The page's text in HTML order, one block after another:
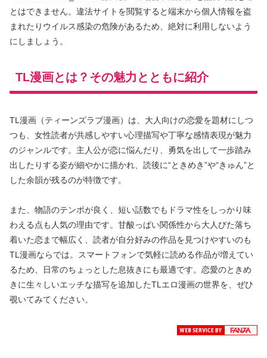
とはできません。違法サイトを閲覧すると端末から個人情報を盗
まれたりウイルス感染の危険があるため、絶対に利用しないよう
にしましょう。
TL漫画とは？その魅力とともに紹介
TL漫画（ティーンズラブ漫画）は、大人向けの恋愛を題材にしつ
つも、女性読者が共感しやすい心理描写や丁寧な感情表現が魅力
のジャンルです。主人公が恋に悩んだり、勇気を出して一歩踏み
出したりする姿が細やかに描かれ、読後に“ときめき”や“きゅん”と
した余韻が残るのが特徴です。
また、物語のテンポが良く、短い話数でもドラマ性をしっかり味
わえる点も人気の理由です。甘酸っぱい関係性から大人びた落ち
着いた恋まで幅広く、読者が自分好みの作品を見つけやすいのも
TL漫画ならでは。スマートフォンで気軽に読める作品が増えてい
るため、日常のちょっとした息抜きにも最適です。恋愛のときめ
きに生々しいエッチな描写を追加したTLエロ漫画の世界を、ぜひ
覗いてみてください。